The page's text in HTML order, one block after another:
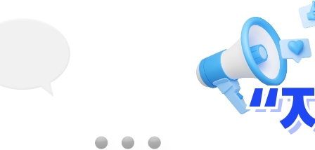
“
“